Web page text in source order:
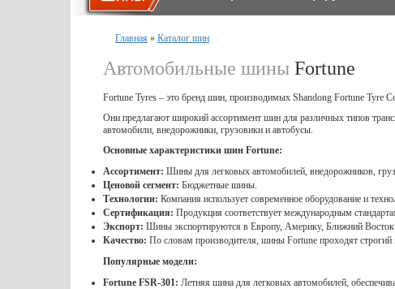
Главная » Каталог шин
Автомобильные шины Fortune
Fortune Tyres – это бренд шин, производимых Shandong Fortune Tyre
Они предлагают широкий ассортимент шин для различных типов
автомобили, внедорожники, грузовики и автобусы.
Основные характеристики шин Fortune:
Ассортимент: Шины для легковых автомобилей, внедорожников,
Ценовой сегмент: Бюджетные шины.
Технологии: Компания использует современное оборудование и
Сертификация: Продукция соответствует международным
Экспорт: Шины экспортируются в Европу, Америку, Ближний Восток
Качество: По словам производителя, шины Fortune проходят строгий
Популярные модели:
Fortune FSR-301: Летняя шина для легковых автомобилей,